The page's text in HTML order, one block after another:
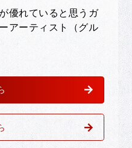
優れていると思うガ
アーティスト（グル